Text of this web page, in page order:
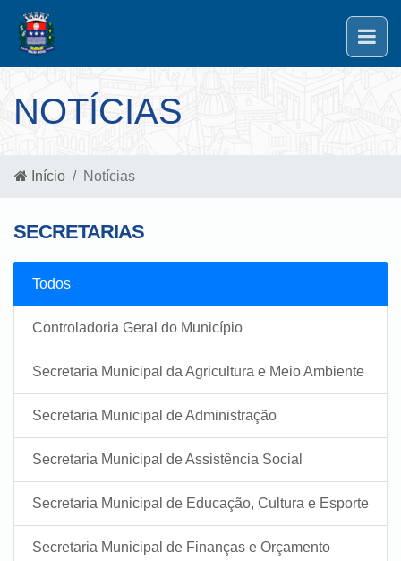
NOTÍCIAS
Início Notícias
SECRETARIAS
Todos
Controladoria Geral do Município
Secretaria Municipal da Agricultura e Meio Ambiente
Secretaria Municipal de Administração
Secretaria Municipal de Assistência Social
Secretaria Municipal de Educação, Cultura e Esporte
Secretaria Municipal de Finanças e Orçamento